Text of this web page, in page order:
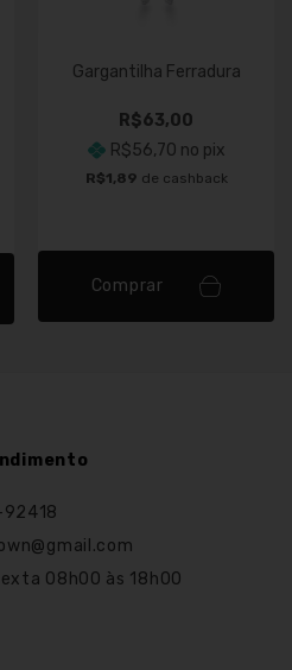
Gargantilha Ferradura
R$63,00
R$56,70 no pix
R$1,89 de cashback
Comprar
08h00 às 18h00